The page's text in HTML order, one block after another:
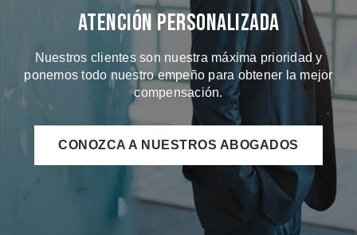
Atención Personalizada
Nuestros clientes son nuestra máxima prioridad y
ponemos todo nuestro empeño para obtener la mejor
compensación.
CONOZCA A NUESTROS ABOGADOS